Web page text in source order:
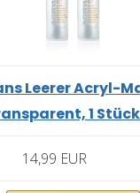
Leerer Acryl-
1
14,99 EUR